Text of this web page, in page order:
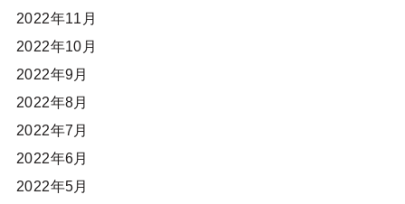
2022年11月
2022年10月
2022年9月
2022年8月
2022年7月
2022年6月
2022年5月